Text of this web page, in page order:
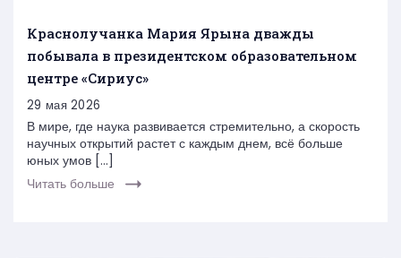
Краснолучанка Мария Ярына дважды
побывала в президентском образовательном
центре «Сириус»
29 мая 2026
В мире, где наука развивается стремительно, а скорость
научных открытий растет с каждым днем, всё больше
юных умов […]
Читать больше